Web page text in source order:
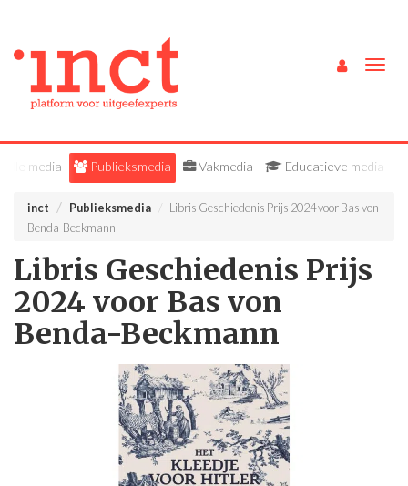
Alle media Publieksmedia Vakmedia Educatieve media
inct Publieksmedia
Libris Geschiedenis Prijs 2024 voor Bas von
Benda-Beckmann
Libris Geschiedenis Prijs
2024 voor Bas von
Benda-Beckmann